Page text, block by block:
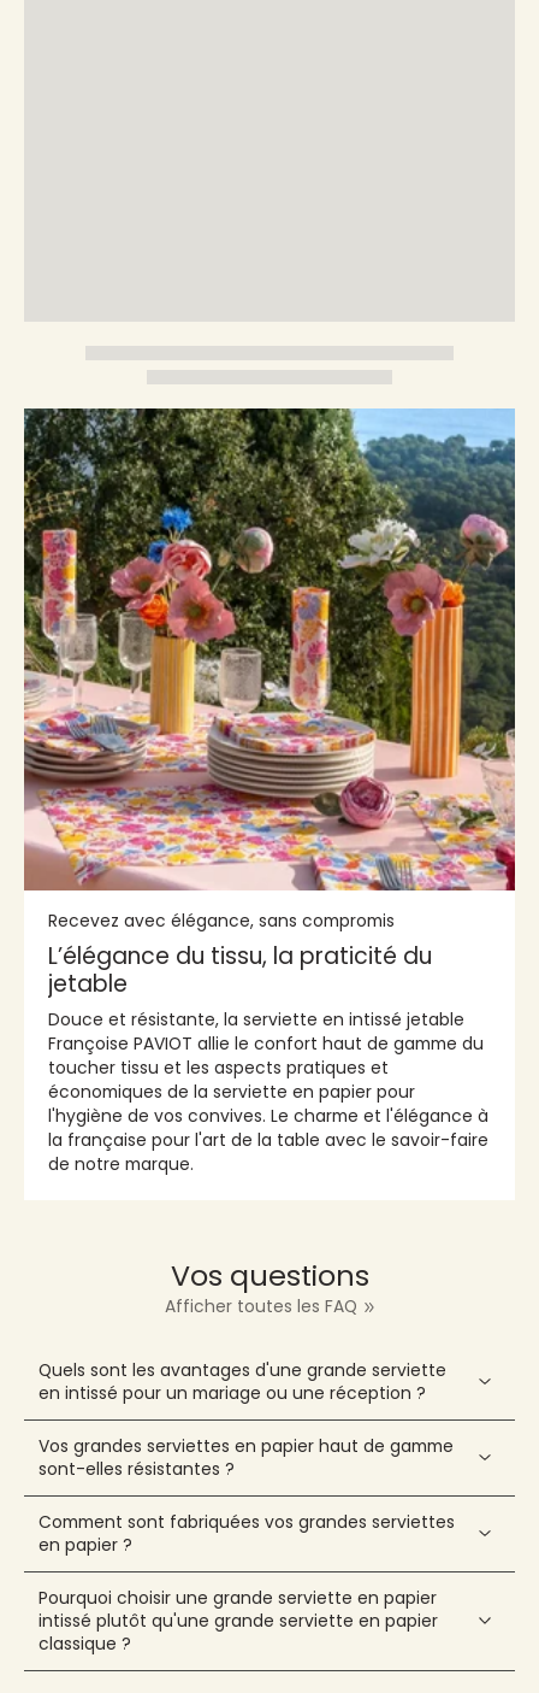
Recevez avec élégance, sans compromis
L’élégance du tissu, la praticité du
jetable
Douce et résistante, la serviette en intissé jetable
Françoise PAVIOT allie le confort haut de gamme du
toucher tissu et les aspects pratiques et
économiques de la serviette en papier pour
l'hygiène de vos convives. Le charme et l'élégance à
la française pour l'art de la table avec le savoir-faire
de notre marque.
Vos questions
Afficher toutes les FAQ
Quels sont les avantages d'une grande serviette
en intissé pour un mariage ou une réception ?
Vos grandes serviettes en papier haut de gamme
sont-elles résistantes ?
Comment sont fabriquées vos grandes serviettes
en papier ?
Pourquoi choisir une grande serviette en papier
intissé plutôt qu'une grande serviette en papier
classique ?